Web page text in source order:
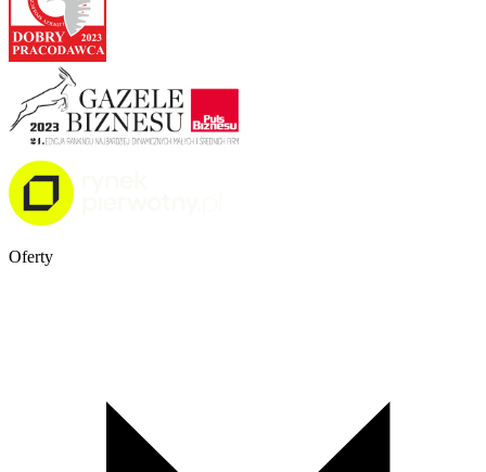
Oferty